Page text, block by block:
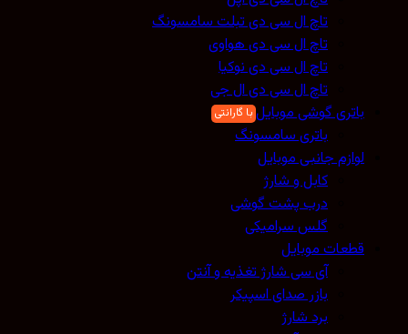
تاچ ال سی دی تبلت سامسونگ
تاچ ال سی دی هواوی
تاچ ال سی دی نوکیا
تاچ ال سی دی ال جی
باتری گوشی موبایل
باتری سامسونگ
لوازم جانبی موبایل
کابل و شارژ
درب پشت گوشی
گلس سرامیکی
قطعات موبایل
آی سی شارژ تغذیه و آنتن
بازر صدای اسپیکر
برد شارژ